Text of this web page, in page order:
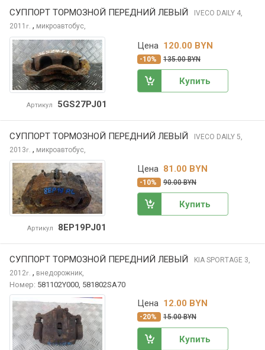
СУППОРТ ТОРМОЗНОЙ ПЕРЕДНИЙ ЛЕВЫЙ IVECO DAILY 4,
2011 г. , микроавтобус,
Артикул 5GS27PJ01
Цена 120.00 BYN
-10% 135.00 BYN
Купить
СУППОРТ ТОРМОЗНОЙ ПЕРЕДНИЙ ЛЕВЫЙ IVECO DAILY 5,
2013г. , микроавтобус,
Артикул 8EP19PJ01
Цена 81.00 BYN
-10% 90.00 BYN
Купить
СУППОРТ ТОРМОЗНОЙ ПЕРЕДНИЙ ЛЕВЫЙ KIA SPORTAGE 3,
2012г. , внедорожник,
Номер: 581102Y000, 581802SA70
Цена 12.00 BYN
-20% 15.00 BYN
Купить